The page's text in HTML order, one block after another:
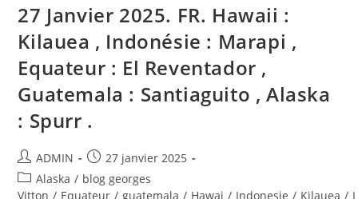
27 Janvier 2025. FR. Hawaii :
Kilauea , Indonésie : Marapi ,
Equateur : El Reventador ,
Guatemala : Santiaguito , Alaska
: Spurr .
Auteur/autrice
de
la
ADMIN
Publication
publiée :
27 janvier 2025
Post
category:
Alaska / blog georges
Vitton / Equateur / guatemala / Hawai / Indonesie / Kilauea /